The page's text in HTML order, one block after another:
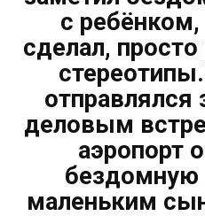
с ребёнком,
сделал,
отправлялся
деловым
аэропорт
маленьким